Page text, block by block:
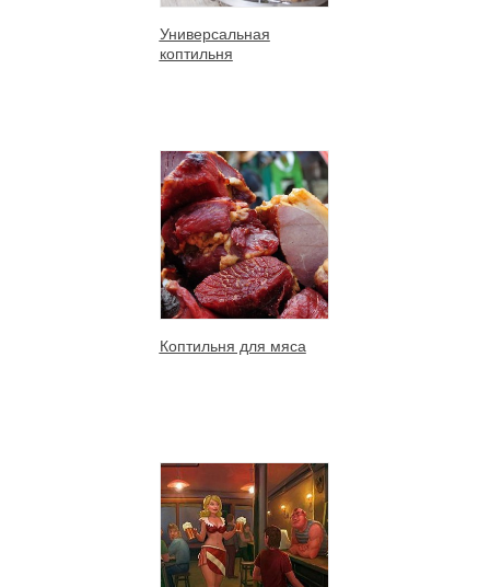
Универсальная
коптильня
Коптильня для мяса